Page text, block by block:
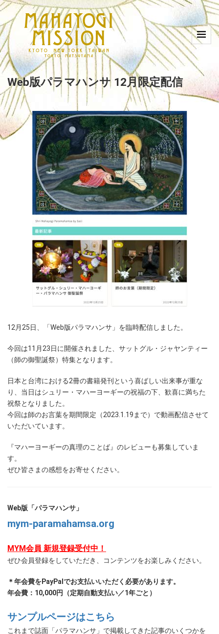
Web版パラマハンサ 12月限定配信
12月25日、「Web版パラマハンサ」を臨時配信しました。
今回は11月23日に開催されました、サットグル・ジャヤンティー
（師の御聖誕祭）特集となります。
日本と台湾における2冊の書籍発刊という喜ばしい出来事が重な
り、当日はシュリー・マハーヨーギーの祝福の下、歓喜に満ちた
祝祭となりました。
今回は師のお言葉を期間限定（2023.1.19まで）で動画配信させて
いただいています。
『マハーヨーギーの真理のことば』のレビューも募集していま
す。
ぜひ皆さまの感想をお寄せください。
Web版「パラマハンサ」
mym-paramahamsa.org
MYM会員 新規登録受付中！
ぜひ会員登録をしていただき、コンテンツをお楽しみください。
＊年会費をPayPalでお支払いいただく必要があります。
年会費：10,000円（定期自動支払い／1年ごと）
サンプルページはこちら
これまで誌面「パラマハンサ」で掲載してきた記事のいくつかを